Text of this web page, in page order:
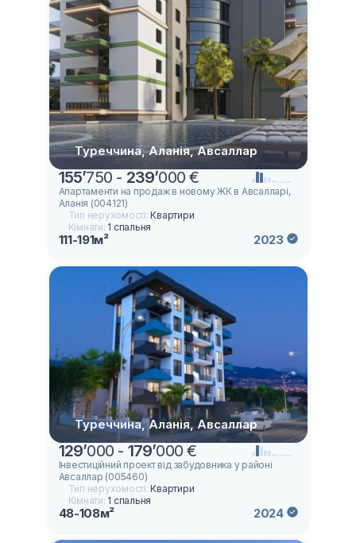
Туреччина, Аланія, Авсаллар
155’750 - 239’000 €
Апартаменти на продаж в новому ЖК в Авсалларі,
Аланія (004121)
Тип нерухомості:Квартири
Кімнати: 1 спальня
111-191м² 2023
Туреччина, Аланія, Авсаллар
129’000 - 179’000 €
Інвестиційний проект від забудовника у районі
Авсаллар (005460)
Тип нерухомості:Квартири
Кімнати: 1 спальня
48-108м² 2024